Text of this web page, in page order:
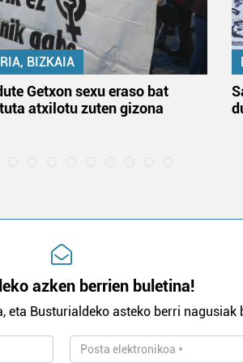
BIZKAIA
Getxon sexu eraso bat
atxilotu zuten gizona
azken berrien buletina!
eta Busturialdeko asteko berri nagusiak